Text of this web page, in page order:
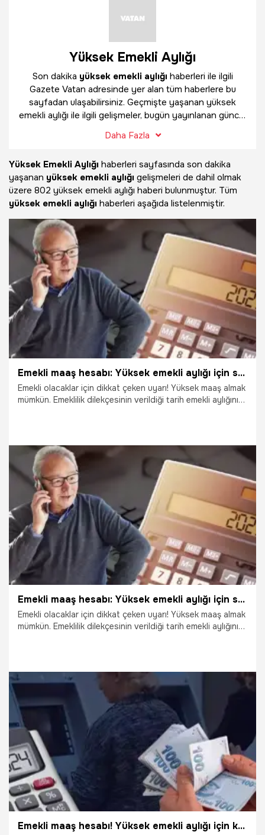
Yüksek Emekli Aylığı
Son dakika yüksek emekli aylığı haberleri ile ilgili
Gazete Vatan adresinde yer alan tüm haberlere bu
sayfadan ulaşabilirsiniz. Geçmişte yaşanan yüksek
emekli aylığı ile ilgili gelişmeler, bugün yayınlanan güncel
haber sayfamızda bulabilirsiniz.
Daha Fazla
Yüksek Emekli Aylığı haberleri sayfasında son dakika
yaşanan yüksek emekli aylığı gelişmeleri de dahil olmak
üzere 802 yüksek emekli aylığı haberi bulunmuştur. Tüm
yüksek emekli aylığı haberleri aşağıda listelenmiştir.
Emekli maaş hesabı: Yüksek emekli aylığı için son saatler! e-Devlet'ten yapılıyor
Emekli olacaklar için dikkat çeken uyarı! Yüksek maaş almak
mümkün. Emeklilik dilekçesinin verildiği tarih emekli aylığını
31.12.2024 Ekonomi
Emekli maaş hesabı: Yüksek emekli aylığı için son günler! Tarihleri kaçırmayın
Emekli olacaklar için dikkat çeken uyarı! Yüksek maaş almak
mümkün. Emeklilik dilekçesinin verildiği tarih emekli aylığını
11.12.2024 Ekonomi
Emekli maaş hesabı! Yüksek emekli aylığı için kritik uyarı: Maaş farkı ortaya çıkıyor